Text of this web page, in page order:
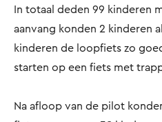
In totaal deden 99 kinderen
aanvang konden 2 kinderen
kinderen de loopfiets zo
starten op een fiets met
Na afloop van de pilot